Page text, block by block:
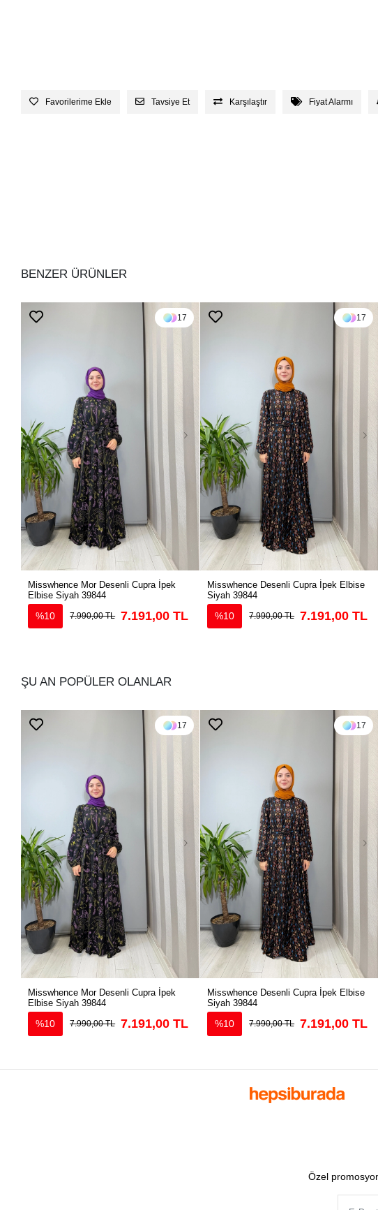
Favorilerime Ekle Tavsiye Et Karşılaştır Fiyat Alarmı
BENZER ÜRÜNLER
17
Misswhence Mor Desenli Cupra İpek
Elbise Siyah 39844
%10 7.990,00 TL 7.191,00 TL
17
Misswhence Desenli Cupra İpek Elbise
Siyah 39844
%10 7.990,00 TL 7.191,00 TL
ŞU AN POPÜLER OLANLAR
17
Misswhence Mor Desenli Cupra İpek
Elbise Siyah 39844
%10 7.990,00 TL 7.191,00 TL
17
Misswhence Desenli Cupra İpek Elbise
Siyah 39844
%10 7.990,00 TL 7.191,00 TL
Özel